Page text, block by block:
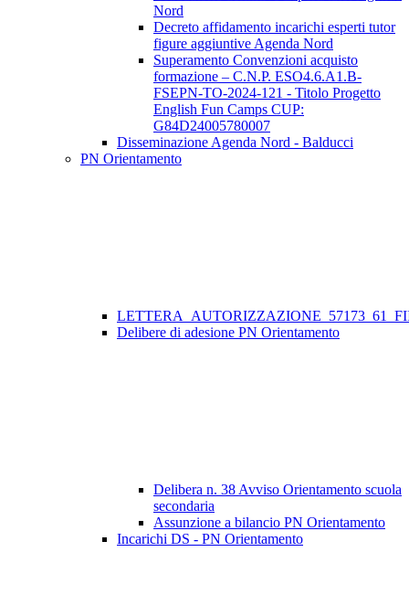
Nord
Decreto affidamento incarichi esperti tutor
figure aggiuntive Agenda Nord
Superamento Convenzioni acquisto
formazione – C.N.P. ESO4.6.A1.B-
FSEPN-TO-2024-121 - Titolo Progetto
English Fun Camps CUP:
G84D24005780007
Disseminazione Agenda Nord - Balducci
PN Orientamento
Delibere di adesione PN Orientamento
Delibera n. 38 Avviso Orientamento scuola
secondaria
Assunzione a bilancio PN Orientamento
Incarichi DS - PN Orientamento